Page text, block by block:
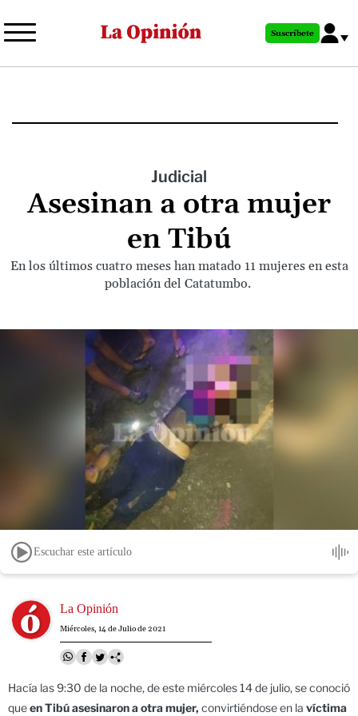
al
principal
Suscríbete
Judicial
Asesinan a otra mujer
en Tibú
En los últimos cuatro meses han matado 11 mujeres en esta
población del Catatumbo.
Escuchar este artículo
Image La Opinión
Miércoles, 14 de Julio de 2021
Hacía las 9:30 de la noche, de este miércoles 14 de julio, se conoció
queen Tibú asesinaron a otra mujer, convirtiéndose en la víctima